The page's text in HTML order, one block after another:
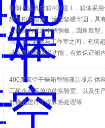
凯朗高温真空箱400度 1．箱体采
静电粉末喷涂，涂层坚硬牢固，具
工作室为优质不锈钢板，圆角造型
洁。 3．箱体与工作室之间，充填
具有良好的保温功能，有效保证箱
400度真空干燥箱智能液晶显示 供
工矿企业等单位的实验室、以及生
对物品进行干燥和热处理等